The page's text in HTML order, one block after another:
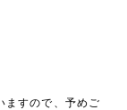
すので、予めご